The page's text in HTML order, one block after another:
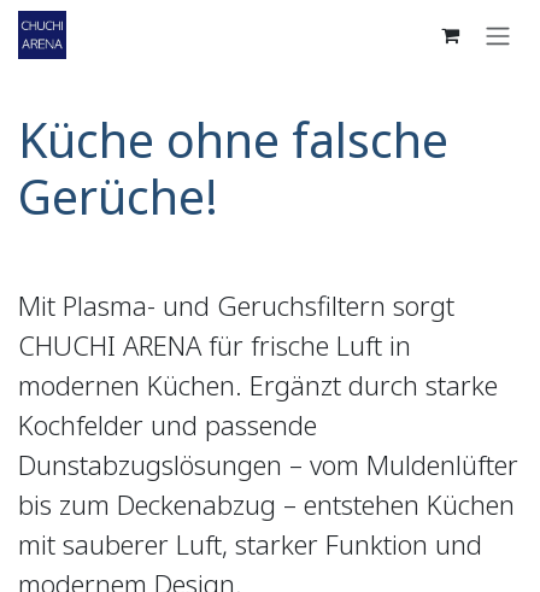
Zum Inhalt springen
Küche ohne falsche
Gerüche!
Mit Plasma- und Geruchsfiltern sorgt
CHUCHI ARENA für frische Luft in
modernen Küchen. Ergänzt durch starke
Kochfelder und passende
Dunstabzugslösungen – vom Muldenlüfter
bis zum Deckenabzug – entstehen Küchen
mit sauberer Luft, starker Funktion und
modernem Design.